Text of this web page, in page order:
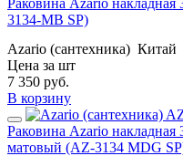
3134-MB SP)
Azario (сантехника) Китай
Цена за шт
7 350 руб.
В корзину
Раковина Azario накладная
матовый (AZ-3134 MDG